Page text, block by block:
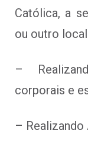
Católica, a
ou outro
–
corporais e
–